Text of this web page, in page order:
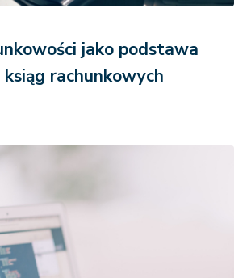
jako podstawa
rachunkowych